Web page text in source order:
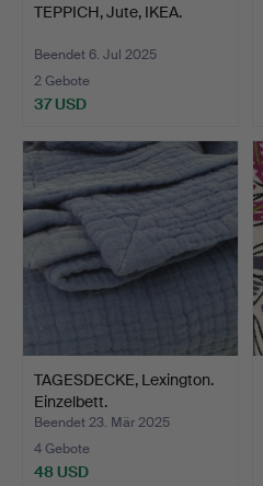
TEPPICH, Jute, IKEA.
Beendet 6. Jul 2025
2 Gebote
37 USD
TAGESDECKE, Lexington.
Einzelbett.
Beendet 23. Mär 2025
4 Gebote
48 USD